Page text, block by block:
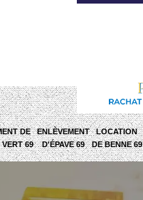
DE
69
ENLÈVEMENT
D'ÉPAVE 69
LOCATION
DE BENNE 69